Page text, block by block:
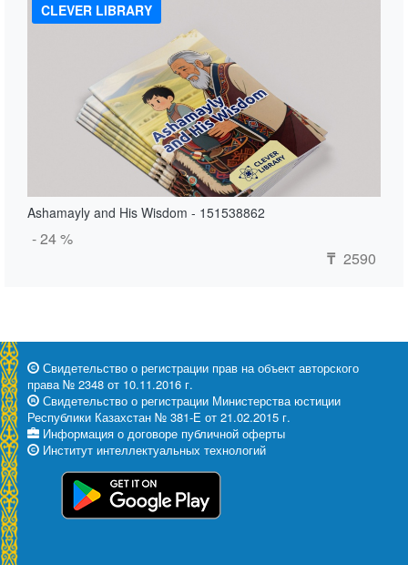
CLEVER LIBRARY
Ashamayly and His Wisdom - 151538862
- 24 %
₸ 2590
Свидетельство о регистрации прав на объект авторского
права № 2348 от 10.11.2016 г.
Свидетельство о регистрации Министерства юстиции
Республики Казахстан № 381-Е от 21.02.2015 г.
Информация о договоре публичной оферты
Институт интеллектуальных технологий